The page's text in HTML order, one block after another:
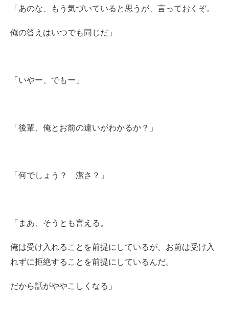
「あのな、もう気づいていると思うが、言っておくぞ。
俺の答えはいつでも同じだ」
「いやー、でもー」
「後輩、俺とお前の違いがわかるか？」
「何でしょう？ 潔さ？」
「まあ、そうとも言える。
俺は受け入れることを前提にしているが、お前は受け入
れずに拒絶することを前提にしているんだ。
だから話がややこしくなる」